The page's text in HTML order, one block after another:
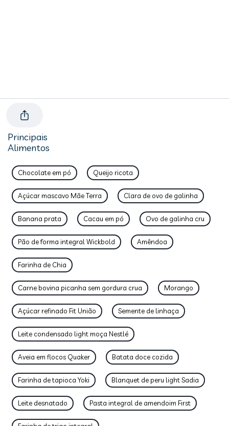
Principais
Alimentos
Chocolate em pó Queijo ricota
Açúcar mascavo Mãe Terra Clara de ovo de galinha
Banana prata Cacau em pó Ovo de galinha cru
Pão de forma integral Wickbold Amêndoa
Farinha de Chia
Carne bovina picanha sem gordura crua Morango
Açúcar refinado Fit União Semente de linhaça
Leite condensado light moça Nestlé
Aveia em flocos Quaker Batata doce cozida
Farinha de tapioca Yoki Blanquet de peru light Sadia
Leite desnatado Pasta integral de amendoim First